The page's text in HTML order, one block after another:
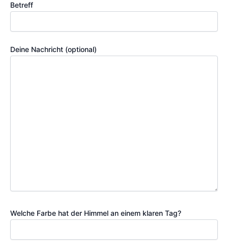
Betreff
Deine Nachricht (optional)
Welche Farbe hat der Himmel an einem klaren Tag?